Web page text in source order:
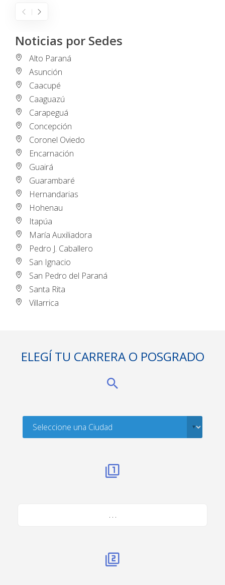
Noticias por Sedes
Alto Paraná
Asunción
Caacupé
Caaguazú
Carapeguá
Concepción
Coronel Oviedo
Encarnación
Guairá
Guarambaré
Hernandarias
Hohenau
Itapúa
María Auxiliadora
Pedro J. Caballero
San Ignacio
San Pedro del Paraná
Santa Rita
Villarrica
ELEGÍ TU CARRERA O POSGRADO